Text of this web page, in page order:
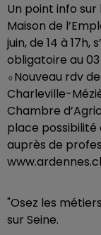
Un point info
Maison de
juin, de 14 à 17h,
obligatoire au 03
⬨Nouveau rdv
Charleville-
Chambre
place possibilité
auprès de
"Osez les
sur Seine.